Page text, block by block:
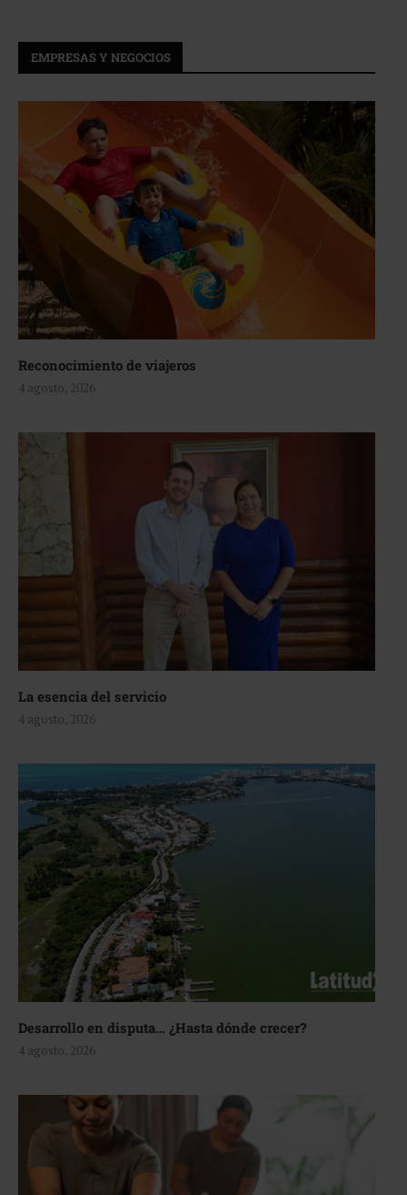
EMPRESAS Y NEGOCIOS
Reconocimiento de viajeros
4 agosto, 2026
La esencia del servicio
4 agosto, 2026
Desarrollo en disputa… ¿Hasta dónde crecer?
4 agosto, 2026